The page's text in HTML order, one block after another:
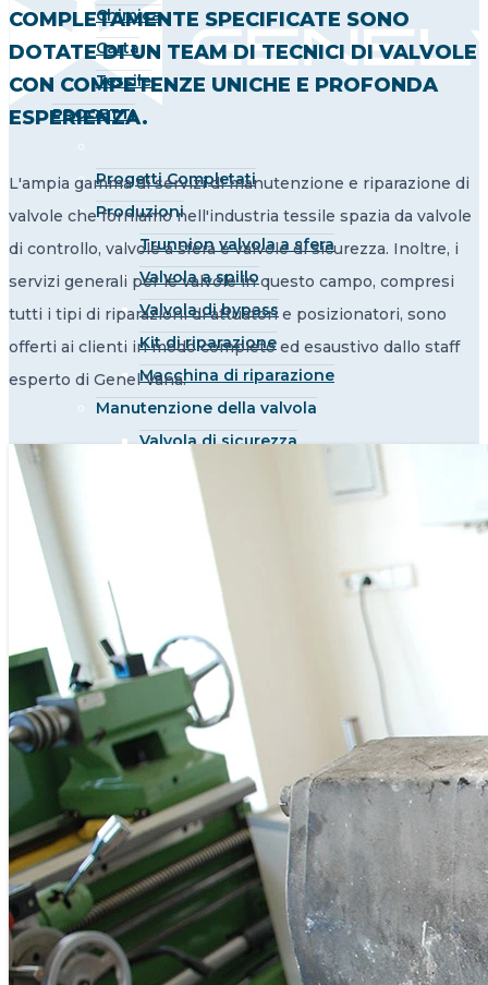
Chimica
Carta
Tessile
PROGETTI
Progetti Completati
Produzioni
Trunnion valvola a sfera
Valvola a spillo
Valvola di bypass
Kit di riparazione
Macchina di riparazione
Manutenzione della valvola
Valvola di sicurezza
Attuatore
Riduttore
Posizionatore
Valvola di ritegno
Riduttore di pressione
Opere private
Test e Certificazione
BLOG
CONTATTO
IT
TR
EN
COMPLETAMENTE SPECIFICATE SONO
DOTATE DI UN TEAM DI TECNICI DI VALVOLE
CON COMPETENZE UNICHE E PROFONDA
ESPERIENZA.
L'ampia gamma di servizi di manutenzione e riparazione di
valvole che forniamo nell'industria tessile spazia da valvole
di controllo, valvole a sfera e valvole di sicurezza. Inoltre, i
servizi generali per le valvole in questo campo, compresi
tutti i tipi di riparazioni di attuatori e posizionatori, sono
offerti ai clienti in modo completo ed esaustivo dallo staff
esperto di Genel Vana.